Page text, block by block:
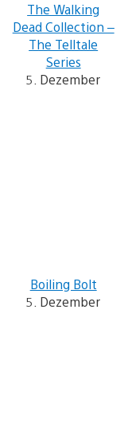
The Walking
Dead Collection –
The Telltale
Series
5. Dezember
Boiling Bolt
5. Dezember